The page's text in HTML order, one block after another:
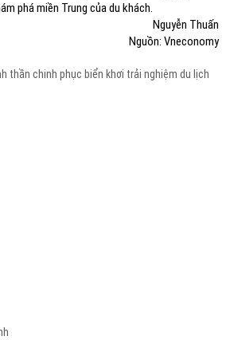
phá miền Trung của du khách.
Nguyễn Thuấn
Nguồn: Vneconomy
thần chinh phục biển khơi trải nghiệm du lịch